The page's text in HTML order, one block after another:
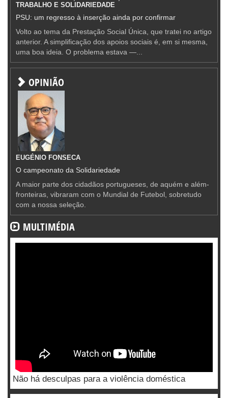
TRABALHO E SOLIDARIEDADE
PSU: um regresso à inserção ainda por confirmar
Volto ao tema da Prestação Social Única, que tratei no artigo
anterior. A simplificação dos apoios sociais é, em si mesma,
uma boa ideia. O problema estava —...
OPINIÃO
EUGÉNIO FONSECA
O campeonato da Solidariedade
A maior parte dos cidadãos portugueses, de aquém e além-
fronteiras, vibraram com o Mundial de Futebol, sobretudo
com a nossa seleção.
MULTIMÉDIA
Não há desculpas para a violência doméstica